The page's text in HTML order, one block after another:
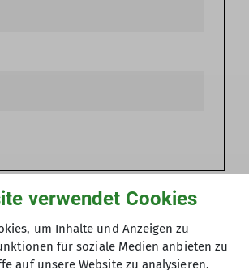
Ausleihe
verwendet Cookies
um Inhalte und Anzeigen zu
für soziale Medien anbieten zu
auf unsere Website zu analysieren.